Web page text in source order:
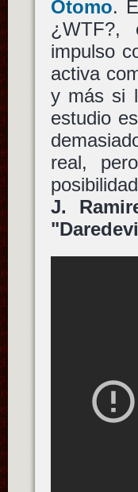
Otomo.
¿WTF?,
impulso
activa
y más si
estudio
real,
J.